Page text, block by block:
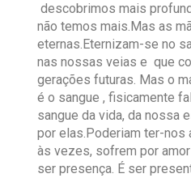
descobrimos mais
não temos mais.Mas as
eternas.Eternizam-se no
nas nossas veias e que
gerações futuras. Mas o
é o sangue , fisicamente
sangue da vida, da nossa
por elas.Poderiam ter-nos
às vezes, sofrem por
ser presença. É ser